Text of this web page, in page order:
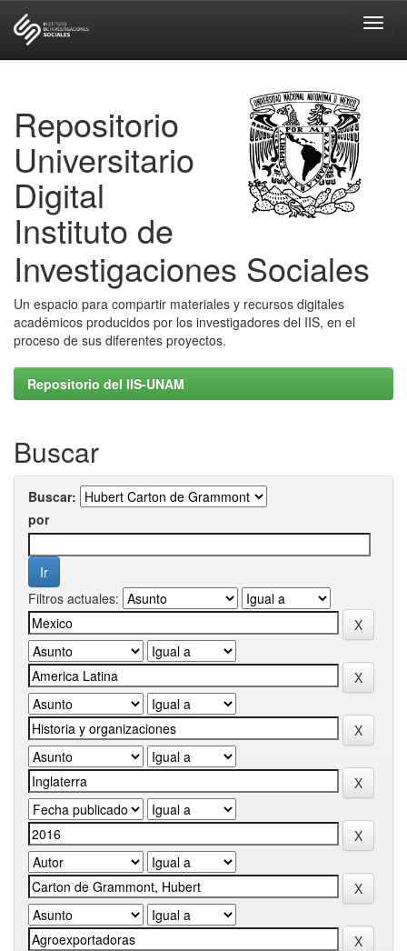
Repositorio
Universitario
Digital
Instituto de
Investigaciones Sociales
Un espacio para compartir materiales y recursos digitales
académicos producidos por los investigadores del IIS, en el
proceso de sus diferentes proyectos.
Repositorio del IIS-UNAM
Buscar
Buscar:
por
Filtros actuales: